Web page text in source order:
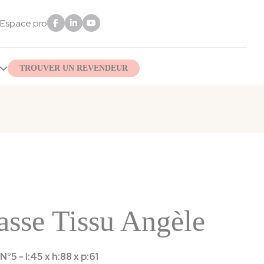
Espace pro
TROUVER UN REVENDEUR
Tissu Angèle
- l:45 x h:88 x p:61